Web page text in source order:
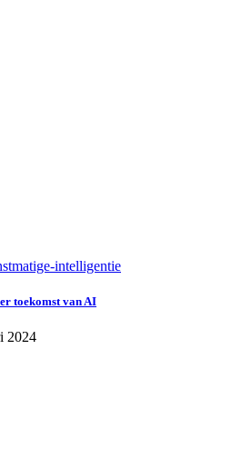
intelligentie
toekomst van AI
2024